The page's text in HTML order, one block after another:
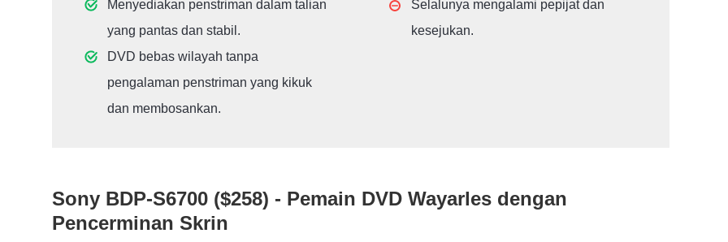
Menyediakan penstriman dalam talian
yang pantas dan stabil.
DVD bebas wilayah tanpa
pengalaman penstriman yang kikuk
dan membosankan.
Selalunya mengalami pepijat dan
kesejukan.
Sony BDP-S6700 ($258) - Pemain DVD Wayarles dengan
Pencerminan Skrin